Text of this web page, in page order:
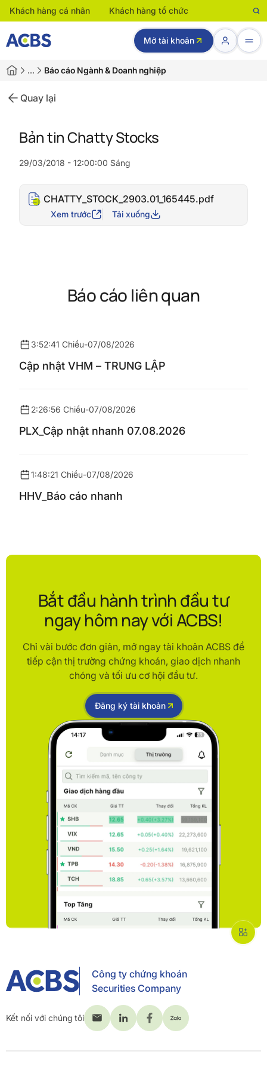
Khách hàng cá nhân Khách hàng tổ chức
Mở tài khoản
… Báo cáo Ngành & Doanh nghiệp
Quay lại
Bản tin Chatty Stocks
29/03/2018 - 12:00:00 Sáng
CHATTY_STOCK_2903.01_165445.pdf
Xem trước Tải xuống
Báo cáo liên quan
3:52:41 Chiều-07/08/2026
Cập nhật VHM – TRUNG LẬP
2:26:56 Chiều-07/08/2026
PLX_Cập nhật nhanh 07.08.2026
1:48:21 Chiều-07/08/2026
HHV_Báo cáo nhanh
Bắt đầu hành trình đầu tư
ngay hôm nay với ACBS!
Chỉ vài bước đơn giản, mở ngay tài khoản ACBS để
tiếp cận thị trường chứng khoán, giao dịch nhanh
chóng và tối ưu cơ hội đầu tư.
Đăng ký tài khoản
Công ty chứng khoán
Securities Company
Kết nối với chúng tôi